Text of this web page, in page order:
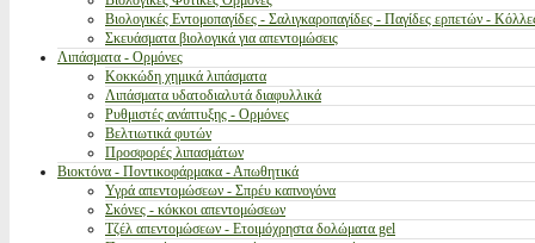
Βιολογικές Εντομοπαγίδες - Σαλιγκαροπαγίδες - Παγίδες ερπετών -
Σκευάσματα βιολογικά για απεντομώσεις
Λιπάσματα - Ορμόνες
Κοκκώδη χημικά λιπάσματα
Λιπάσματα υδατοδιαλυτά διαφυλλικά
Ρυθμιστές ανάπτυξης - Ορμόνες
Βελτιωτικά φυτών
Προσφορές λιπασμάτων
Βιοκτόνα - Ποντικοφάρμακα - Απωθητικά
Υγρά απεντομώσεων - Σπρέυ καπνογόνα
Σκόνες - κόκκοι απεντομώσεων
Τζέλ απεντομώσεων - Ετοιμόχρηστα δολώματα gel